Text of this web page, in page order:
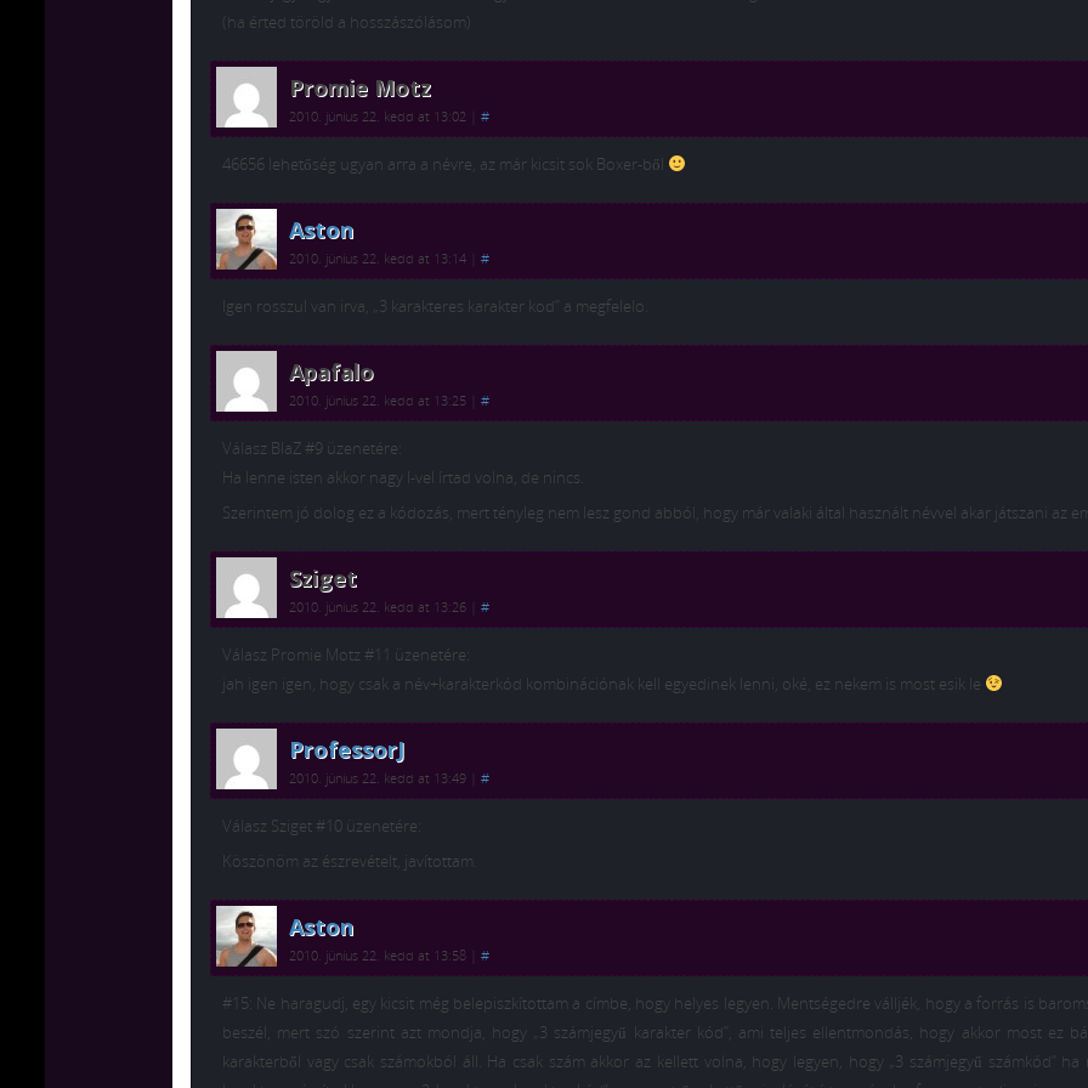
(ha érted töröld a hosszászólásom)
Promie Motz
2010. június 22. kedd at 13:02 #
46656 lehetőség ugyan arra a névre, az már kicsit sok Boxer-ből
Aston
2010. június 22. kedd at 13:14 #
Igen rosszul van irva, „3 karakteres karakter kod” a megfelelo.
Apafalo
2010. június 22. kedd at 13:25 #
Válasz BlaZ #9 üzenetére:
Ha lenne isten akkor nagy I-vel írtad volna, de nincs.
Szerintem jó dolog ez a kódozás, mert tényleg nem lesz gond abból, hogy már valaki által használt névvel akar játszani az
Sziget
2010. június 22. kedd at 13:26 #
Válasz Promie Motz #11 üzenetére:
jah igen igen, hogy csak a név+karakterkód kombinációnak kell egyedinek lenni, oké, ez nekem is most esik le
ProfessorJ
2010. június 22. kedd at 13:49 #
Válasz Sziget #10 üzenetére:
Köszönöm az észrevételt, javítottam.
Aston
2010. június 22. kedd at 13:58 #
#15: Ne haragudj, egy kicsit még belepiszkítottam a címbe, hogy helyes legyen. Mentségedre válljék, hogy a forrás is
beszél, mert szó szerint azt mondja, hogy „3 számjegyű karakter kód”, ami teljes ellentmondás, hogy akkor most ez
karakterből vagy csak számokból áll. Ha csak szám akkor az kellett volna, hogy legyen, hogy „3 számjegyű számkód” ha